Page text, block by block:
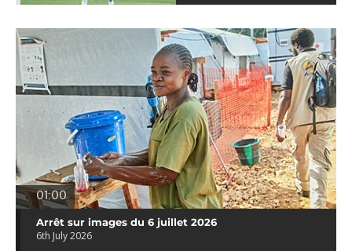
01:00
Arrêt sur images du 6 juillet 2026
6th July 2026